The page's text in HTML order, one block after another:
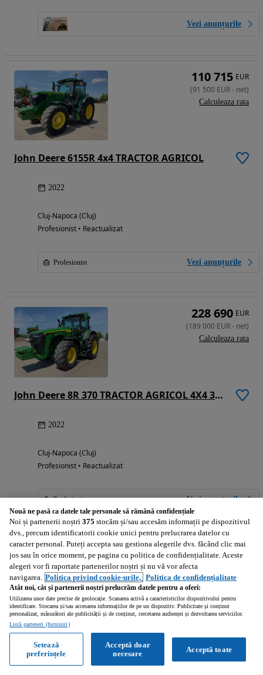
Vezi anunțurile
John Deere 6155R 4x4 TRACTOR AGRICOL
2022
Cluj-Napoca (Cluj)
Profesionist • Reactualizat
Profesionist Vezi anunțurile
110 715 EUR
(91 500 EUR- net)
Calculeaza rata
John Deere 8R 370 TRACTOR AGRICOL 4X4 370 CP
2022
Cluj-Napoca (Cluj)
Profesionist • Reactualizat
Profesionist Vezi anunțurile
228 690 EUR
(189 000 EUR- net)
Calculeaza rata
John Deere 6120R TRACTOR AGRICOL 4x4
71 995
(59 500
Calculeaza rata
Nouă ne pasă ca datele tale personale să rămână confidențiale
Noi și partenerii noștri 375 stocăm și/sau accesăm informații pe dispozitivul
dvs., precum identificatorii cookie unici pentru prelucrarea datelor cu
caracter personal. Puteți accepta sau gestiona alegerile dvs. făcând clic mai
jos sau în orice moment, pe pagina cu politica de confidențialitate. Aceste
alegeri vor fi raportate partenerilor noștri și nu vă vor afecta
navigarea. Politica privind cookie-urile, Politica de confidențialitate
Atât noi, cât și partenerii noștri prelucrăm datele pentru a oferi:
Utilizarea unor date precise de geolocație. Scanarea activă a caracteristicilor dispozitivului pentru
identificare. Stocarea și/sau accesarea informațiilor de pe un dispozitiv. Publicitate și conținut
personalizat, măsurători ale publicității și de conținut, cercetarea audienței și dezvoltarea serviciilor.
Listă parteneri (furnizori)
Acceptă toate
Acceptă doar
necesare
Setează
preferințele